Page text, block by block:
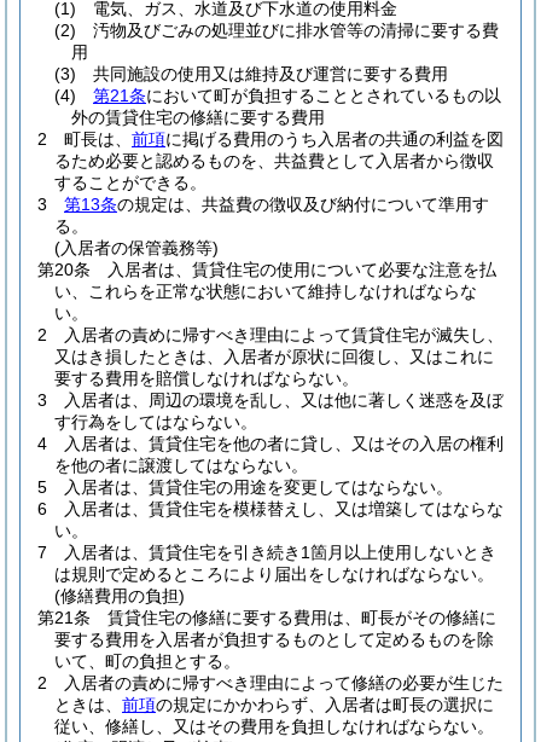
(1)
電気、ガス、水道及び下水道の使用料金
(2)
汚物及びごみの処理並びに排水管等の清掃に要する費
用
(3)
共同施設の使用又は維持及び運営に要する費用
(4)
第21条において町が負担することとされているもの以
外の賃貸住宅の修繕に要する費用
2
町長は、 前項に掲げる費用のうち入居者の共通の利益を図
るため必要と認めるものを、共益費として入居者から徴収
することができる。
3
第13条の規定は、共益費の徴収及び納付について準用す
る。
(入居者の保管義務等)
第20条
入居者は、賃貸住宅の使用について必要な注意を払
い、これらを正常な状態において維持しなければならな
い。
2
入居者の責めに帰すべき理由によって賃貸住宅が滅失し、
又はき損したときは、入居者が原状に回復し、又はこれに
要する費用を賠償しなければならない。
3
入居者は、周辺の環境を乱し、又は他に著しく迷惑を及ぼ
す行為をしてはならない。
4
入居者は、賃貸住宅を他の者に貸し、又はその入居の権利
を他の者に譲渡してはならない。
5
入居者は、賃貸住宅の用途を変更してはならない。
6
入居者は、賃貸住宅を模様替えし、又は増築してはならな
い。
7
入居者は、賃貸住宅を引き続き1箇月以上使用しないとき
は規則で定めるところにより届出をしなければならない。
(修繕費用の負担)
第21条
賃貸住宅の修繕に要する費用は、町長がその修繕に
要する費用を入居者が負担するものとして定めるものを除
いて、町の負担とする。
2
入居者の責めに帰すべき理由によって修繕の必要が生じた
ときは、 前項の規定にかかわらず、入居者は町長の選択に
従い、修繕し、又はその費用を負担しなければならない。